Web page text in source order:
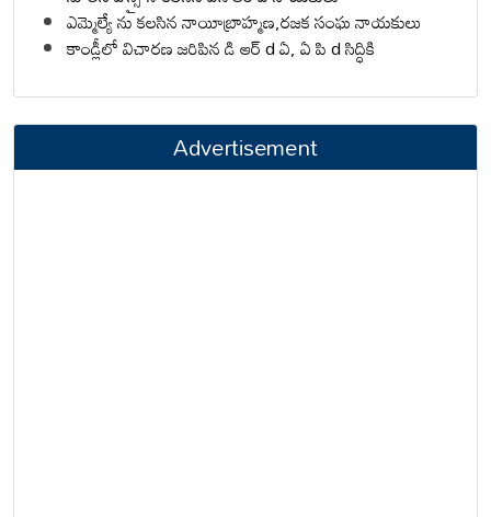
ఎమ్మెల్యే ను కలసిన నాయీబ్రాహ్మణ,రజక సంఘ నాయకులు
కాండ్లీలో విచారణ జరిపిన డి ఆర్ d ఏ, ఏ పి d సిద్ధికి
Advertisement